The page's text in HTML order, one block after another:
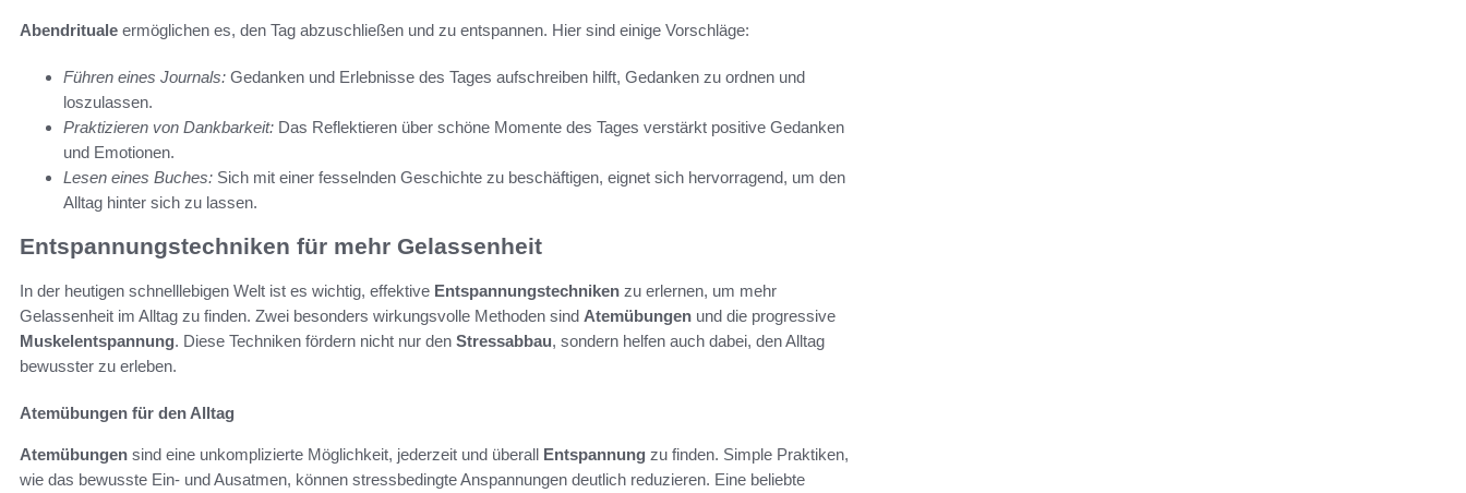
Abendrituale ermöglichen es, den Tag abzuschließen und zu entspannen. Hier sind einige Vorschläge:
Führen eines Journals: Gedanken und Erlebnisse des Tages aufschreiben hilft, Gedanken zu ordnen und
loszulassen.
Praktizieren von Dankbarkeit: Das Reflektieren über schöne Momente des Tages verstärkt positive Gedanken
und Emotionen.
Lesen eines Buches: Sich mit einer fesselnden Geschichte zu beschäftigen, eignet sich hervorragend, um den
Alltag hinter sich zu lassen.
Entspannungstechniken für mehr Gelassenheit
In der heutigen schnelllebigen Welt ist es wichtig, effektive Entspannungstechniken zu erlernen, um mehr
Gelassenheit im Alltag zu finden. Zwei besonders wirkungsvolle Methoden sind Atemübungen und die progressive
Muskelentspannung. Diese Techniken fördern nicht nur den Stressabbau, sondern helfen auch dabei, den Alltag
bewusster zu erleben.
Atemübungen für den Alltag
Atemübungen sind eine unkomplizierte Möglichkeit, jederzeit und überall Entspannung zu finden. Simple Praktiken,
wie das bewusste Ein- und Ausatmen, können stressbedingte Anspannungen deutlich reduzieren. Eine beliebte